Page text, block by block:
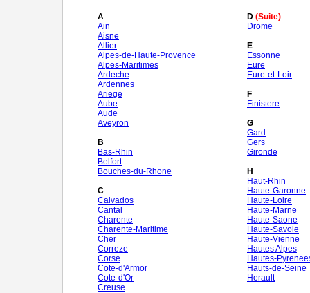
A
Ain
Aisne
Allier
Alpes-de-Haute-Provence
Alpes-Maritimes
Ardeche
Ardennes
Ariege
Aube
Aude
Aveyron
B
Bas-Rhin
Belfort
Bouches-du-Rhone
C
Calvados
Cantal
Charente
Charente-Maritime
Cher
Correze
Corse
Cote-d'Armor
Cote-d'Or
Creuse
D (Suite)
Drome
E
Essonne
Eure
Eure-et-Loir
F
Finistere
G
Gard
Gers
Gironde
H
Haut-Rhin
Haute-Garonne
Haute-Loire
Haute-Marne
Haute-Saone
Haute-Savoie
Haute-Vienne
Hautes Alpes
Hautes-
Hauts-de-Seine
Herault